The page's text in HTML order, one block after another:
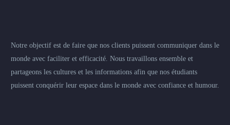
Notre objectif est de faire que nos clients puissent communiquer dans le
monde avec faciliter et efficacité. Nous travaillons ensemble et
partageons les cultures et les informations afin que nos étudiants
puissent conquérir leur espace dans le monde avec confiance et humour.